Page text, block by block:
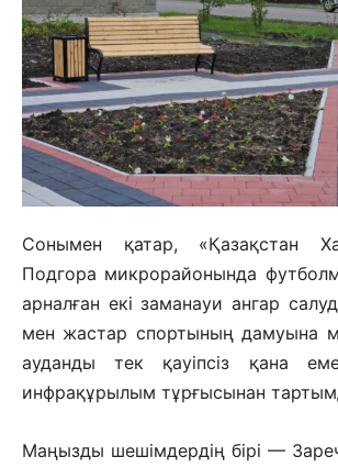
Сонымен қатар, «Қазақстан
Подгора микрорайонында
арналған екі заманауи ангар
мен жастар спортының дамуына
ауданды тек қауіпсіз қана
инфрақұрылым тұрғысынан
Маңызды шешімдердің бірі —